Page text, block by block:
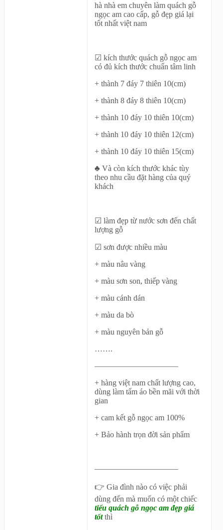
hà nhà em chuyên làm quách gỗ
ngọc am cao cấp, gỗ đẹp giá lại
tốt nhất việt nam
☑ kích thước quách gỗ ngọc am
có đủ kích thước chuẩn tâm linh
+ thành 7 đáy 7 thiên 10(cm)
+ thành 8 đáy 8 thiên 10(cm)
+ thành 10 đáy 10 thiên 10(cm)
+ thành 10 đáy 10 thiên 12(cm)
+ thành 10 đáy 10 thiên 15(cm)
♣ Và còn kích thước khác tùy
theo nhu cầu đặt hàng của quý
khách
☑ làm đẹp từ nước sơn đến chất
lượng gỗ
☑ sơn được nhiều màu
+ màu nâu vàng
+ màu sơn son, thiếp vàng
+ màu cánh dán
+ màu da bò
+ màu nguyên bản gỗ
…….
——————————–
+ hàng việt nam chất lượng cao,
dùng làm tấm áo bền mãi với thời
gian
+ cam kết gỗ ngọc am 100%
+ Bảo hành trọn đời sản phẩm
——————————–
👉 Gia đình nào có việc phải
dùng đến mà muốn có một chiếc
tiểu quách gỗ ngọc am đẹp giá
tốtthì